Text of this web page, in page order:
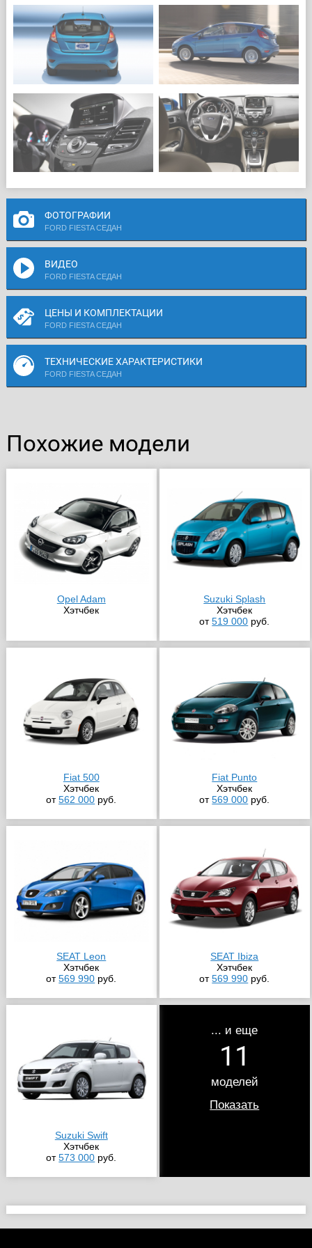
ФОТОГРАФИИ
FORD FIESTA СЕДАН
ВИДЕО
FORD FIESTA СЕДАН
ЦЕНЫ И КОМПЛЕКТАЦИИ
FORD FIESTA СЕДАН
ТЕХНИЧЕСКИЕ ХАРАКТЕРИСТИКИ
FORD FIESTA СЕДАН
Похожие модели
Opel Adam
Хэтчбек
Suzuki Splash
Хэтчбек
от519 000 руб.
Fiat 500
Хэтчбек
от562 000 руб.
Fiat Punto
Хэтчбек
от569 000 руб.
SEAT Leon
Хэтчбек
от569 990 руб.
SEAT Ibiza
Хэтчбек
от569 990 руб.
Suzuki Swift
Хэтчбек
от573 000 руб.
... и еще
11
моделей
Показать